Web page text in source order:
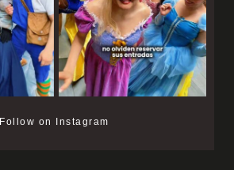
Follow on Instagram